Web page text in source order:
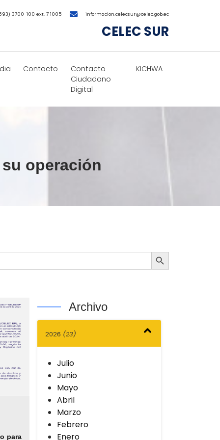
3700-100 ext. 7 1005 informacion.celecsur@celec.gob.ec
CELEC SUR
Contacto
Contacto
Ciudadano
Digital
KICHWA
operación
Botón de búsqueda
para
Archivo
2026 (23)
Julio
Junio
Mayo
Abril
Marzo
Febrero
Enero